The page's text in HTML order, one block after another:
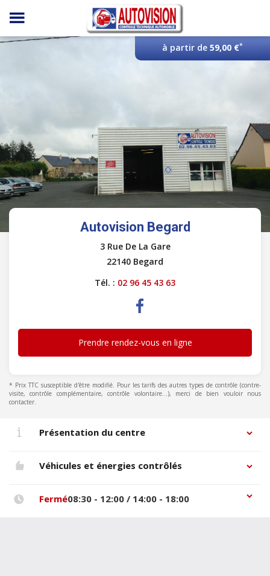
Panneau de gestion des cookies
à partir de 59,00 €*
Autovision Begard
3 Rue De La Gare
22140 Begard
Tél. : 02 96 45 43 63
Prendre rendez-vous en ligne
* Prix TTC susceptible d'être modifié. Pour les tarifs des autres types de contrôle (contre-
visite, contrôle complémentaire, contrôle volontaire...), merci de bien vouloir nous
contacter.
Présentation du centre
Véhicules et énergies contrôlés
Fermé08:30 - 12:00 / 14:00 - 18:00